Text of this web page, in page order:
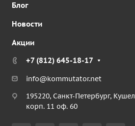
Блог
Новости
Акции
+7 (812) 645-18-17
info@kommutator.net
195220, Санкт-Петербург,
корп. 11 оф. 60